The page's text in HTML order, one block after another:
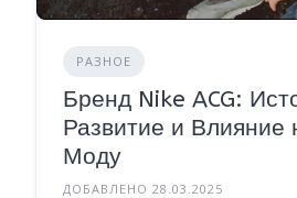
РАЗНОЕ
Бренд Nike ACG:
Развитие и Влияние
Моду
ДОБАВЛЕНО 28.03.2025